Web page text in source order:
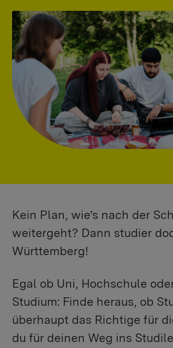
Kein Plan, wie’s nach der
weitergeht? Dann studier
Württemberg!
Egal ob Uni, Hochschule
Studium: Finde heraus, ob
überhaupt das Richtige für
du für deinen Weg ins